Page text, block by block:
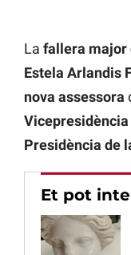
La fallera major
Estela Arlandis
nova assessora
Presidència de
Et pot